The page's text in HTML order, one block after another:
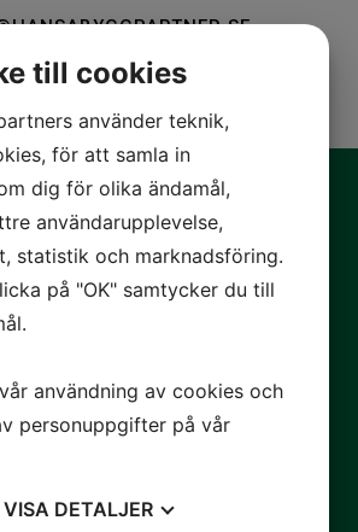
AV OMVÄND
oss
Elektravägen 67
till cookies
använder teknik,
för att samla in
dig för olika ändamål,
användarupplevelse,
statistik och marknadsföring.
på "OK" samtycker du till
användning av cookies och
personuppgifter på vår
VISA DETALJER